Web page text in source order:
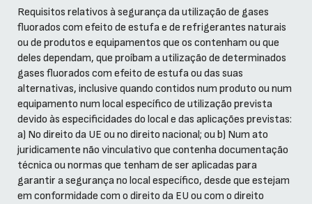
Requisitos relativos à segurança da utilização de gases
fluorados com efeito de estufa e de refrigerantes naturais
ou de produtos e equipamentos que os contenham ou que
deles dependam, que proíbam a utilização de determinados
gases fluorados com efeito de estufa ou das suas
alternativas, inclusive quando contidos num produto ou num
equipamento num local específico de utilização prevista
devido às especificidades do local e das aplicações previstas:
a) No direito da UE ou no direito nacional; ou b) Num ato
juridicamente não vinculativo que contenha documentação
técnica ou normas que tenham de ser aplicadas para
garantir a segurança no local específico, desde que estejam
em conformidade com o direito da EU ou com o direito